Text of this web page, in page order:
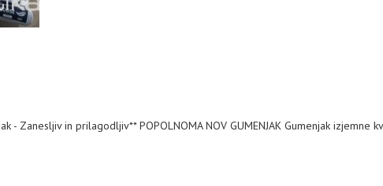
- Zanesljiv in prilagodljiv** POPOLNOMA NOV GUMENJAK Gumenjak izjemne